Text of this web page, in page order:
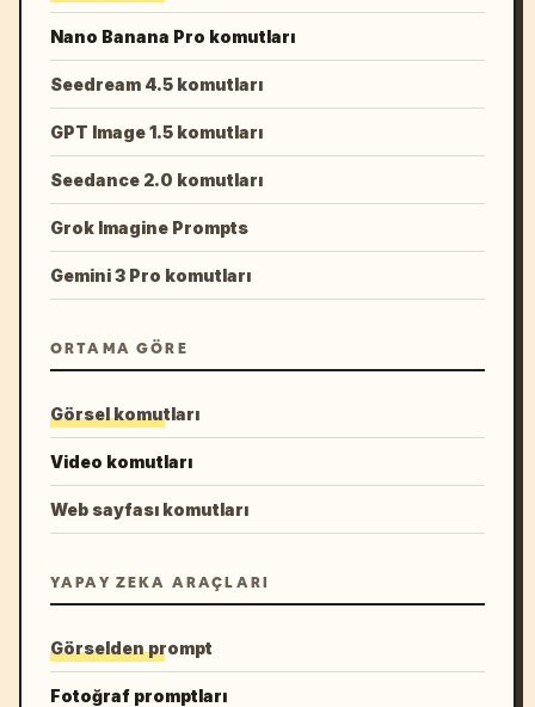
Nano Banana Pro komutları
Seedream 4.5 komutları
GPT Image 1.5 komutları
Seedance 2.0 komutları
Grok Imagine Prompts
Gemini 3 Pro komutları
ORTAMA GÖRE
Görsel komutları
Video komutları
Web sayfası komutları
YAPAY ZEKA ARAÇLARI
Görselden prompt
Fotoğraf promptları